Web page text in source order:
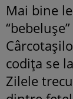
Mai bine
codiţa se
Zilele